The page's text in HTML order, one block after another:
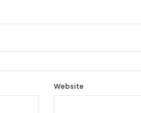
Website